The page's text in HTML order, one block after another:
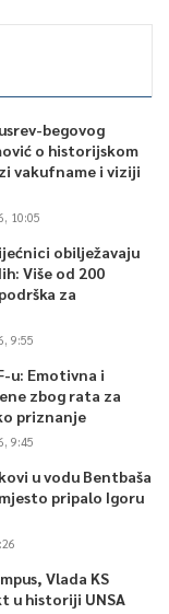
begovog
o historijskom
vakufname i viziji
10:05
obilježavaju
Više od 200
za
9:55
u: Emotivna i
zbog rata za
priznanje
9:45
u vodu Bentbaša
pripalo Igoru
Vlada KS
u historiji UNSA